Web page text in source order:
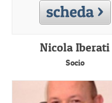
Nicola Iberati
Socio